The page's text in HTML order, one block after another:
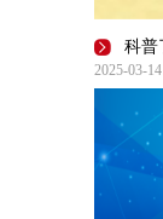
2025-03-14